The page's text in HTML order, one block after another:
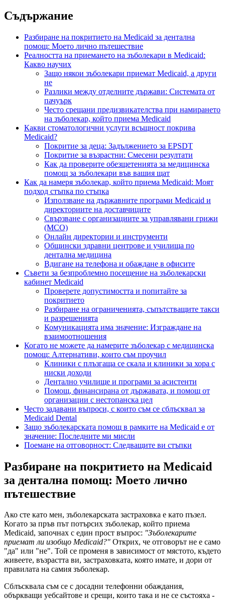
Съдържание
Разбиране на покритието на Medicaid за дентална
помощ: Моето лично пътешествие
Реалността на приемането на зъболекари в Medicaid:
Какво научих
Защо някои зъболекари приемат Medicaid, а други
не
Разлики между отделните държави: Системата от
пачуърк
Често срещани предизвикателства при намирането
на зъболекар, който приема Medicaid
Какви стоматологични услуги всъщност покрива
Medicaid?
Покритие за деца: Задължението за EPSDT
Покритие за възрастни: Смесени резултати
Как да проверите обезщетенията за медицинска
помощ за зъболекари във вашия щат
Как да намеря зъболекар, който приема Medicaid: Моят
подход стъпка по стъпка
Използване на държавните програми Medicaid и
директориите на доставчиците
Свързване с организациите за управлявани грижи
(MCO)
Онлайн директории и инструменти
Общински здравни центрове и училища по
дентална медицина
Вдигане на телефона и обаждане в офисите
Съвети за безпроблемно посещение на зъболекарски
кабинет Medicaid
Проверете допустимостта и попитайте за
покритието
Разбиране на ограниченията, съпътстващите такси
и разрешенията
Комуникацията има значение: Изграждане на
взаимоотношения
Когато не можете да намерите зъболекар с медицинска
помощ: Алтернативи, които съм проучил
Клиники с плъзгаща се скала и клиники за хора с
ниски доходи
Дентално училище и програми за асистенти
Помощ, финансирана от държавата, и помощ от
организации с нестопанска цел
Често задавани въпроси, с които съм се сблъсквал за
Medicaid Dental
Защо зъболекарската помощ в рамките на Medicaid е от
значение: Последните ми мисли
Поемане на отговорност: Следващите ви стъпки
Разбиране на покритието на Medicaid
за дентална помощ: Моето лично
пътешествие
Ако сте като мен, зъболекарската застраховка е като пъзел.
Когато за пръв път потърсих зъболекар, който приема
Medicaid, започнах с един прост въпрос: "Зъболекарите
приемат ли изобщо Medicaid?" Открих, че отговорът не е само
"да" или "не". Той се променя в зависимост от мястото, където
живеете, възрастта ви, застраховката, която имате, и дори от
правилата на самия зъболекар.
Сблъсквала съм се с досадни телефонни обаждания,
объркващи уебсайтове и срещи, които така и не се състояха -